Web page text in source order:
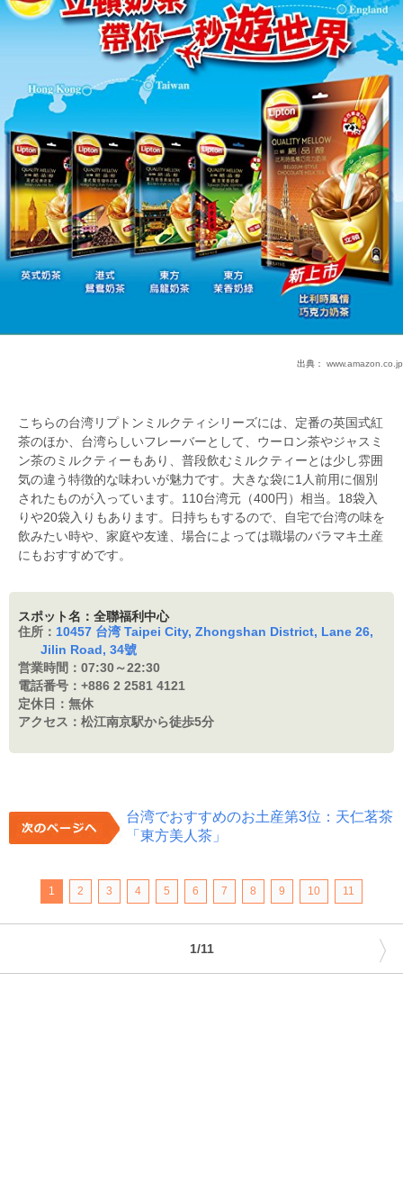
出典： www.amazon.co.jp
こちらの台湾リプトンミルクティシリーズには、定番の英国式紅
茶のほか、台湾らしいフレーバーとして、ウーロン茶やジャスミ
ン茶のミルクティーもあり、普段飲むミルクティーとは少し雰囲
気の違う特徴的な味わいが魅力です。大きな袋に1人前用に個別
されたものが入っています。110台湾元（400円）相当。18袋入
りや20袋入りもあります。日持ちもするので、自宅で台湾の味を
飲みたい時や、家庭や友達、場合によっては職場のバラマキ土産
にもおすすめです。
スポット名：全聯福利中心
住所： 10457 台湾 Taipei City, Zhongshan District, Lane 26,
Jilin Road, 34號
営業時間： 07:30～22:30
電話番号： +886 2 2581 4121
定休日： 無休
アクセス： 松江南京駅から徒歩5分
台湾でおすすめのお土産第3位：天仁茗茶
「東方美人茶」
1 2 3 4 5 6 7 8 9 10 11
1/11 〉